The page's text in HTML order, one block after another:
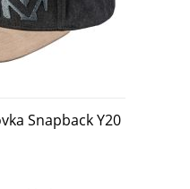
Snapback Y20